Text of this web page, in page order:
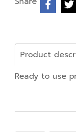
Product
Ready to use